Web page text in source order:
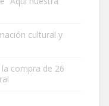
cultural y
compra de 26